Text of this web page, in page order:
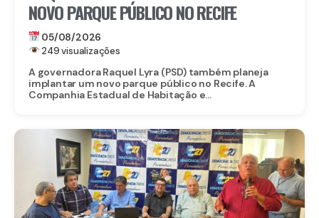
NOVO PARQUE PÚBLICO NO RECIFE
05/08/2026
249 visualizações
A governadora Raquel Lyra (PSD) também planeja
implantar um novo parque público no Recife. A
Companhia Estadual de Habitação e...